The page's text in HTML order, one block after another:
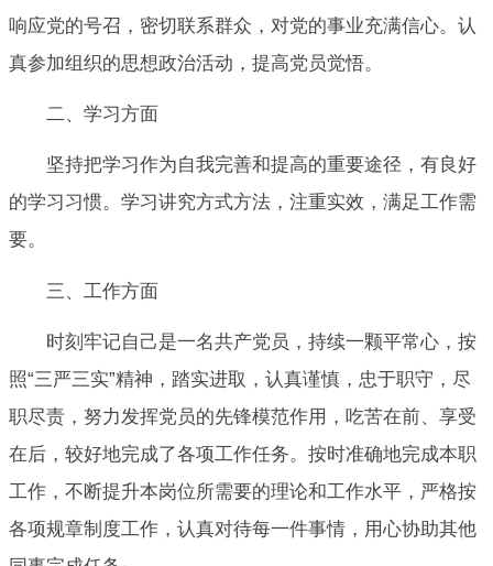
响应党的号召，密切联系群众，对党的事业充满信心。认
真参加组织的思想政治活动，提高党员觉悟。
二、学习方面
坚持把学习作为自我完善和提高的重要途径，有良好
的学习习惯。学习讲究方式方法，注重实效，满足工作需
要。
三、工作方面
时刻牢记自己是一名共产党员，持续一颗平常心，按
照“三严三实”精神，踏实进取，认真谨慎，忠于职守，尽
职尽责，努力发挥党员的先锋模范作用，吃苦在前、享受
在后，较好地完成了各项工作任务。按时准确地完成本职
工作，不断提升本岗位所需要的理论和工作水平，严格按
各项规章制度工作，认真对待每一件事情，用心协助其他